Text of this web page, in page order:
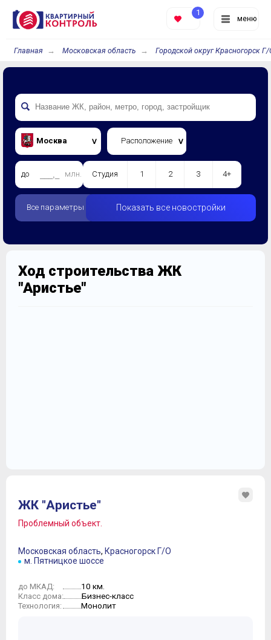
меню
1
Главная Московская область Городской округ Красногорск
Москва Расположение
до млн. Студия 1 2 3 4+
Все параметры Показать все новостройки
Ход строительства ЖК
"Аристье"
ЖК "Аристье"
Проблемный объект.
Московская область, Красногорск Г/О
м. Пятницкое шоссе
до МКАД: 10 км.
Класс дома: Бизнес-класс
Технология: Монолит